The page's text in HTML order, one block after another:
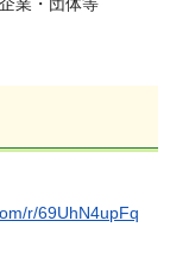
・団体等
r/69UhN4upFq